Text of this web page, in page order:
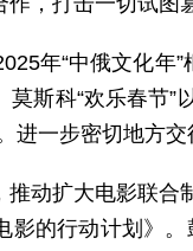
年“中俄文化年”
斯科“欢乐春节
进一步密切地方
动扩大电影联合
影的行动计划》